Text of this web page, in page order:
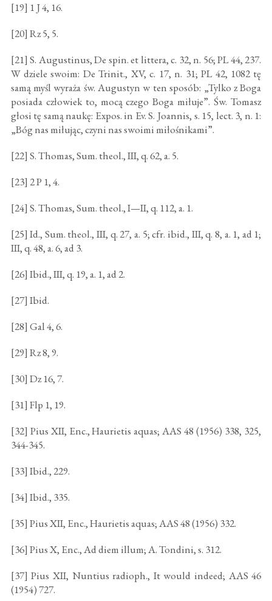
[19] 1 J 4, 16.
[20] Rz 5, 5.
[21] S. Augustinus, De spin. et littera, c. 32, n. 56; PL 44, 237.
W dziele swoim: De Trinit., XV, c. 17, n. 31; PL 42, 1082 tę
samą myśl wyraża św. Augustyn w ten sposób: „Tylko z Boga
posiada człowiek to, mocą czego Boga miłuje”. Św. Tomasz
głosi tę samą naukę: Expos. in Ev. S. Joannis, s. 15, lect. 3, n. 1:
„Bóg nas miłując, czyni nas swoimi miłośnikami”.
[22] S. Thomas, Sum. theol., III, q. 62, a. 5.
[23] 2 P 1, 4.
[24] S. Thomas, Sum. theol., I—II, q. 112, a. 1.
[25] Id., Sum. theol., III, q. 27, a. 5; cfr. ibid., III, q. 8, a. 1, ad 1;
III, q. 48, a. 6, ad 3.
[26] Ibid., III, q. 19, a. 1, ad 2.
[27] Ibid.
[28] Gal 4, 6.
[29] Rz 8, 9.
[30] Dz 16, 7.
[31] Flp 1, 19.
[32] Pius XII, Enc., Haurietis aquas; AAS 48 (1956) 338, 325,
344-345.
[33] Ibid., 229.
[34] Ibid., 335.
[35] Pius XII, Enc., Haurietis aquas; AAS 48 (1956) 332.
[36] Pius X, Enc., Ad diem illum; A. Tondini, s. 312.
[37] Pius XII, Nuntius radioph., It would indeed; AAS 46
(1954) 727.